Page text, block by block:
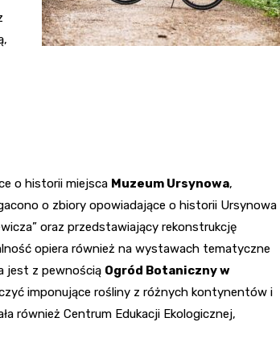
o historii miejsca Muzeum Ursynowa,
o zbiory opowiadające o historii Ursynowa
oraz przedstawiający rekonstrukcję
opiera również na wystawach tematyczne
jest z pewnością Ogród Botaniczny w
imponujące rośliny z różnych kontynentów i
również Centrum Edukacji Ekologicznej,